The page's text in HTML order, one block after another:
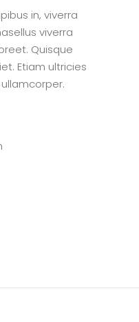
in, viverra
viverra
Quisque
Etiam ultricies